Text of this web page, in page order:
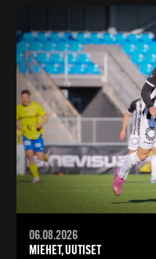
06.08.2026
MIEHET, UUTISET